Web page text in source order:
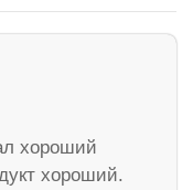
хороший
хороший.